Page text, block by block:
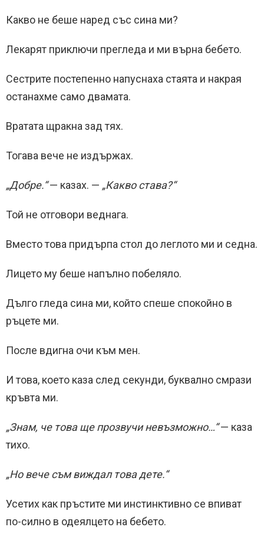
Какво не беше наред със сина ми?
Лекарят приключи прегледа и ми върна бебето.
Сестрите постепенно напуснаха стаята и накрая
останахме само двамата.
Вратата щракна зад тях.
Тогава вече не издържах.
„Добре.“— казах. — „Какво става?“
Той не отговори веднага.
Вместо това придърпа стол до леглото ми и седна.
Лицето му беше напълно побеляло.
Дълго гледа сина ми, който спеше спокойно в
ръцете ми.
После вдигна очи към мен.
И това, което каза след секунди, буквално смрази
кръвта ми.
„Знам, че това ще прозвучи невъзможно…“— каза
тихо.
„Но вече съм виждал това дете.“
Усетих как пръстите ми инстинктивно се впиват
по-силно в одеялцето на бебето.